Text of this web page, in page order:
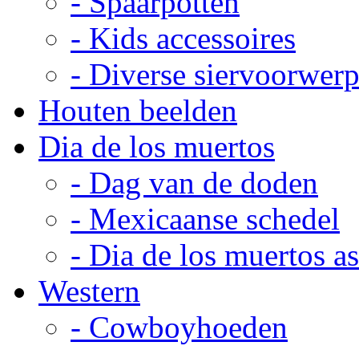
- Kids accessoires
- Diverse
Houten beelden
Dia de los muertos
- Dag van de doden
- Mexicaanse schedel
- Dia de los muertos
Western
- Cowboyhoeden